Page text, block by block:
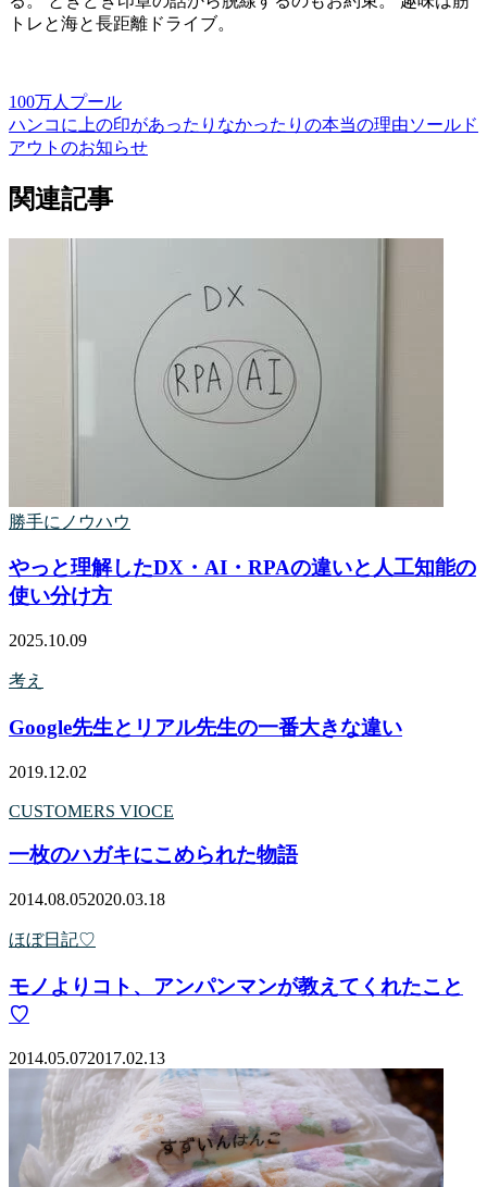
トレと海と長距離ドライブ。
100万人プール
ハンコに上の印があったりなかったりの本当の理由ソールド
アウトのお知らせ
関連記事
勝手にノウハウ
やっと理解したDX・AI・RPAの違いと人工知能の
使い分け方
2025.10.09
考え
Google先生とリアル先生の一番大きな違い
2019.12.02
CUSTOMERS VIOCE
一枚のハガキにこめられた物語
2014.08.052020.03.18
ほぼ日記♡
モノよりコト、アンパンマンが教えてくれたこと
♡
2014.05.072017.02.13